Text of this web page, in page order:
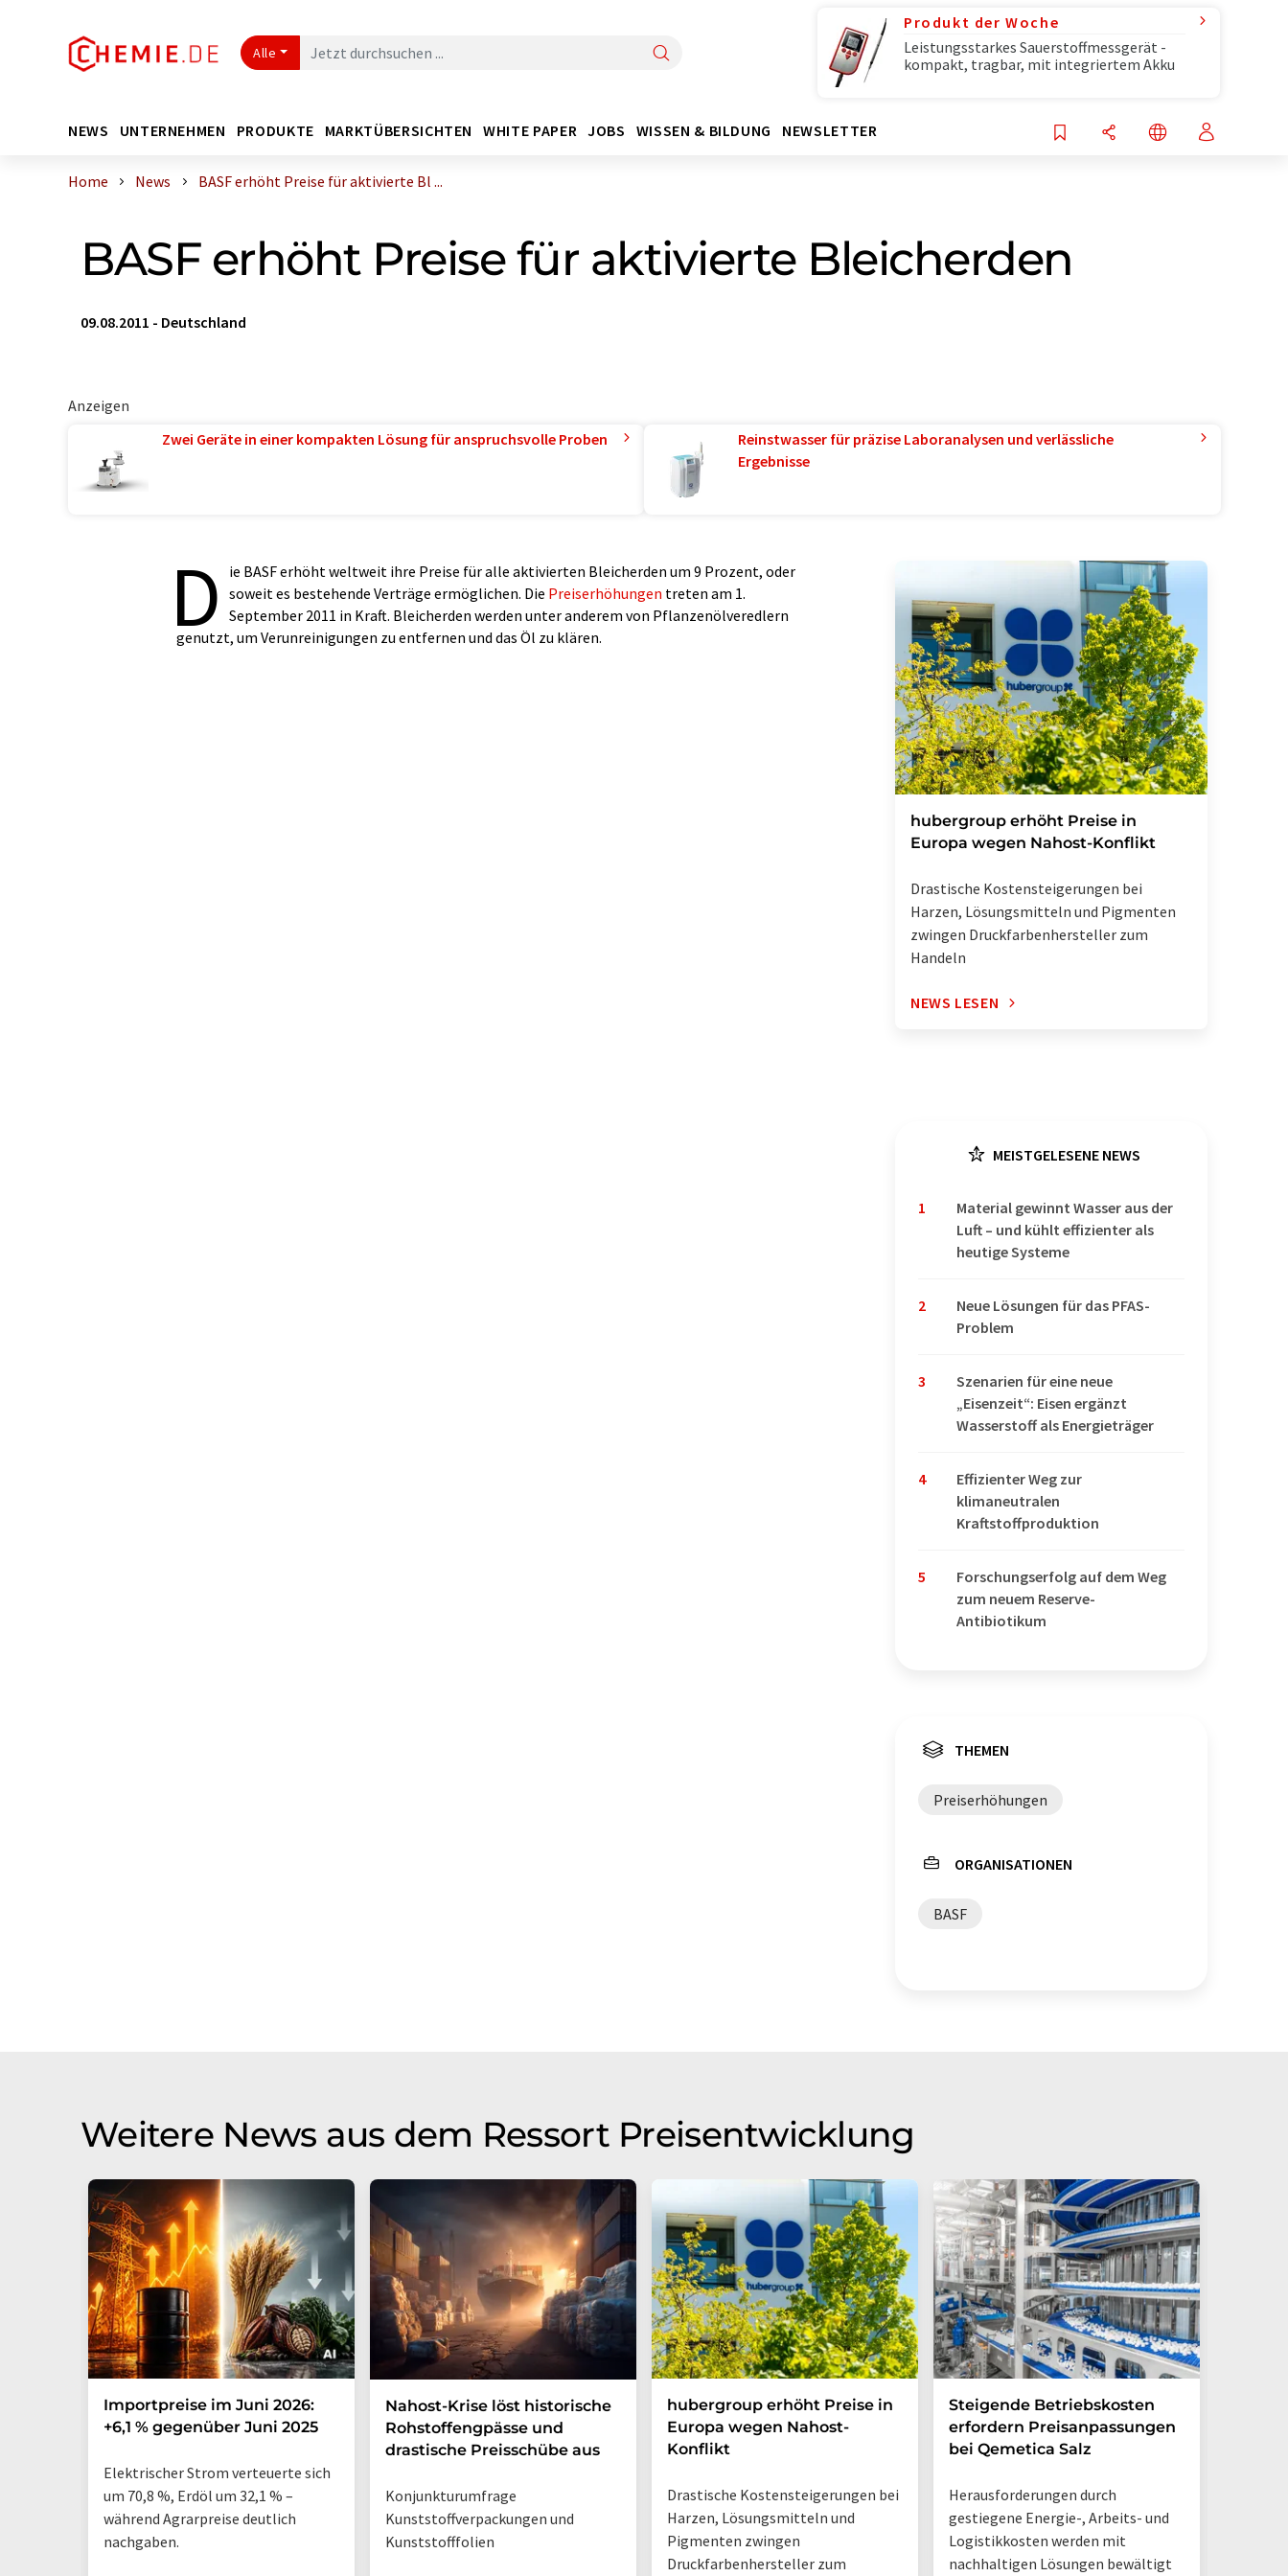
Alle
Produkt der Woche
Leistungsstarkes Sauerstoffmessgerät -
kompakt, tragbar, mit integriertem Akku
NEWS UNTERNEHMEN PRODUKTE MARKTÜBERSICHTEN WHITE PAPER JOBS WISSEN & BILDUNG NEWSLETTER
Home News BASF erhöht Preise für aktivierte Bl ...
BASF erhöht Preise für aktivierte Bleicherden
09.08.2011 - Deutschland
Anzeigen
Zwei Geräte in einer kompakten Lösung für anspruchsvolle Proben
Reinstwasser für präzise Laboranalysen und verlässliche
Ergebnisse
D
ie BASF erhöht weltweit ihre Preise für alle aktivierten Bleicherden um 9 Prozent, oder
soweit es bestehende Verträge ermöglichen. Die Preiserhöhungen treten am 1.
September 2011 in Kraft. Bleicherden werden unter anderem von Pflanzenölveredlern
genutzt, um Verunreinigungen zu entfernen und das Öl zu klären.
hubergroup erhöht Preise in
Europa wegen Nahost-Konflikt
Drastische Kostensteigerungen bei
Harzen, Lösungsmitteln und Pigmenten
zwingen Druckfarbenhersteller zum
Handeln
NEWS LESEN
MEISTGELESENE NEWS
1
Material gewinnt Wasser aus der
Luft – und kühlt effizienter als
heutige Systeme
2
Neue Lösungen für das PFAS-
Problem
3
Szenarien für eine neue
„Eisenzeit“: Eisen ergänzt
Wasserstoff als Energieträger
4
Effizienter Weg zur
klimaneutralen
Kraftstoffproduktion
5
Forschungserfolg auf dem Weg
zum neuem Reserve-
Antibiotikum
THEMEN
Preiserhöhungen
ORGANISATIONEN
BASF
Weitere News aus dem Ressort Preisentwicklung
Importpreise im Juni 2026:
+6,1 % gegenüber Juni 2025
Elektrischer Strom verteuerte sich
um 70,8 %, Erdöl um 32,1 % –
während Agrarpreise deutlich
nachgaben.
Nahost-Krise löst historische
Rohstoffengpässe und
drastische Preisschübe aus
Konjunkturumfrage
Kunststoffverpackungen und
Kunststofffolien
hubergroup erhöht Preise in
Europa wegen Nahost-
Konflikt
Drastische Kostensteigerungen bei
Harzen, Lösungsmitteln und
Pigmenten zwingen
Druckfarbenhersteller zum
Steigende Betriebskosten
erfordern Preisanpassungen
bei Qemetica Salz
Herausforderungen durch
gestiegene Energie-, Arbeits- und
Logistikkosten werden mit
nachhaltigen Lösungen bewältigt